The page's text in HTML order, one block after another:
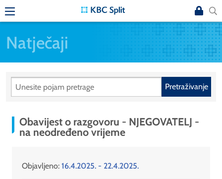
Natječaji
Pretraživanje
Obavijest o razgovoru - NJEGOVATELJ -
na neodređeno vrijeme
Objavljeno: 16.4.2025. - 22.4.2025.